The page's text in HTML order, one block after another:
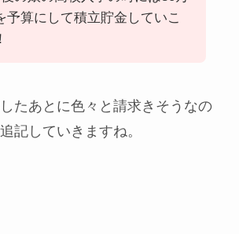
予算にして積立貯金していこ
たあとに色々と請求きそうなの
記していきますね。